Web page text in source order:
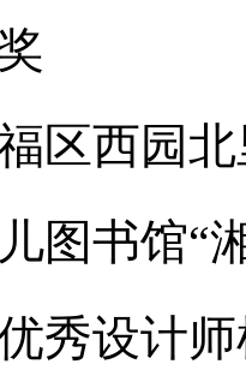
西园北
书馆“湘
设计师